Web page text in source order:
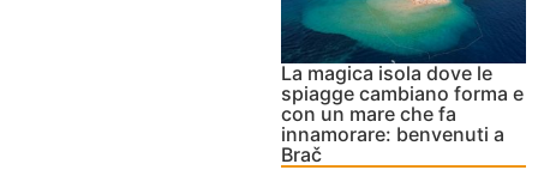
La magica isola dove le
spiagge cambiano forma e
con un mare che fa
innamorare: benvenuti a
Brač